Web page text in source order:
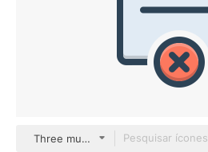
Three musketeers color lineal-color